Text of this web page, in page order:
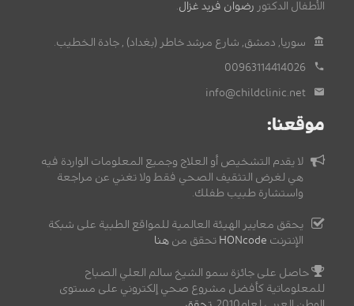
الأطفال الدكتور رضوان فريد غزال.
سوريا, دمشق, شارع مرشد خاطر (بغداد) , جادة الخطيب.
00963114414026
info@childclinic.net
موقعنا:
لا يقدم التشخيص أو العلاج وجميع المعلومات الواردة فيه
هي لغرض التثقيف الصحي فقط ولا تغني عن مراجعة
واستشارة طبيب طفلك.
يحقق معايير الهيئة العالمية للمواقع الطبية على شبكة
الإنترنت HONcode تحقق من هنا
حاصل على جائزة سمو الشيخ سالم العلي الصباح
للمعلوماتية كأفضل مشروع صحي إلكتروني على مستوى